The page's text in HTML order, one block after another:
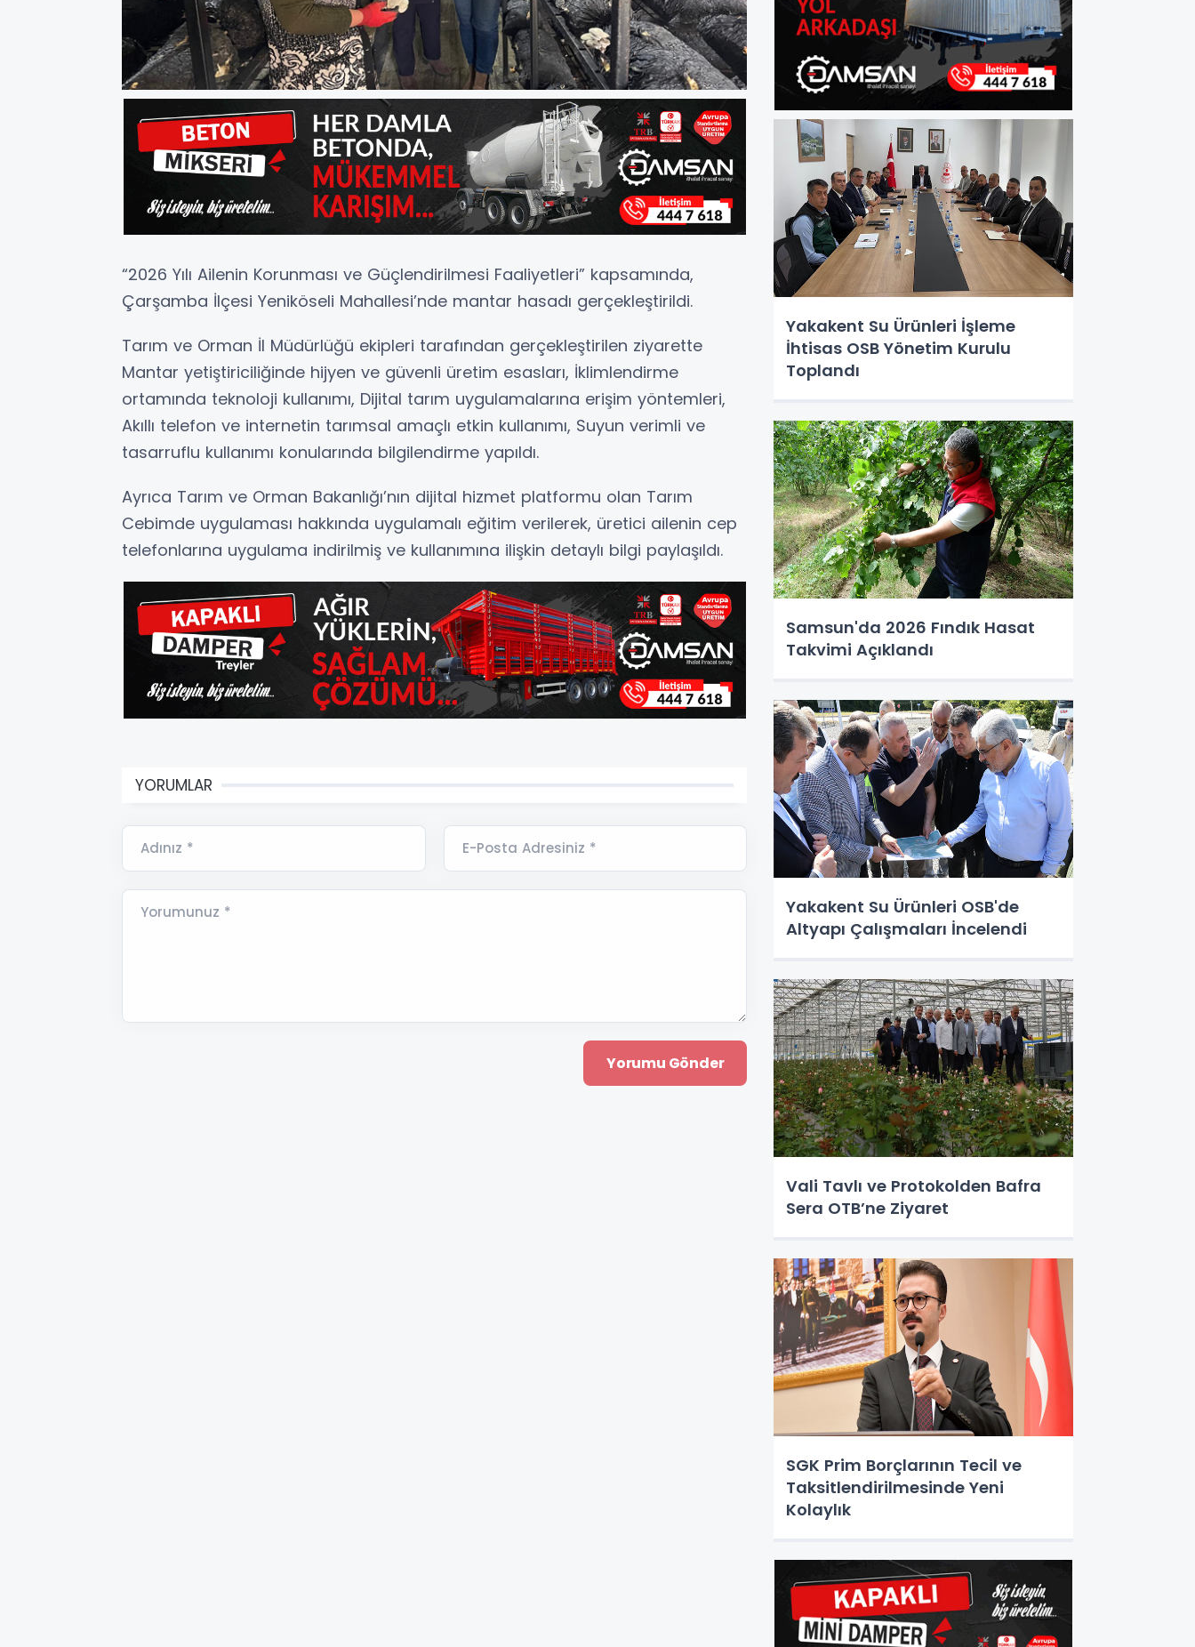
“2026 Yılı Ailenin Korunması ve Güçlendirilmesi Faaliyetleri” kapsamında,
Çarşamba İlçesi Yeniköseli Mahallesi’nde mantar hasadı gerçekleştirildi.
Tarım ve Orman İl Müdürlüğü ekipleri tarafından gerçekleştirilen ziyarette
Mantar yetiştiriciliğinde hijyen ve güvenli üretim esasları, İklimlendirme
ortamında teknoloji kullanımı, Dijital tarım uygulamalarına erişim yöntemleri,
Akıllı telefon ve internetin tarımsal amaçlı etkin kullanımı, Suyun verimli ve
tasarruflu kullanımı konularında bilgilendirme yapıldı.
Ayrıca Tarım ve Orman Bakanlığı’nın dijital hizmet platformu olan Tarım
Cebimde uygulaması hakkında uygulamalı eğitim verilerek, üretici ailenin cep
telefonlarına uygulama indirilmiş ve kullanımına ilişkin detaylı bilgi paylaşıldı.
YORUMLAR
Adınız * E-Posta Adresiniz *
Yorumunuz *
Yakakent Su Ürünleri İşleme
İhtisas OSB Yönetim Kurulu
Toplandı
Samsun'da 2026 Fındık Hasat
Takvimi Açıklandı
Yakakent Su Ürünleri OSB'de
Altyapı Çalışmaları İncelendi
Vali Tavlı ve Protokolden Bafra
Sera OTB’ne Ziyaret
SGK Prim Borçlarının Tecil ve
Taksitlendirilmesinde Yeni
Kolaylık